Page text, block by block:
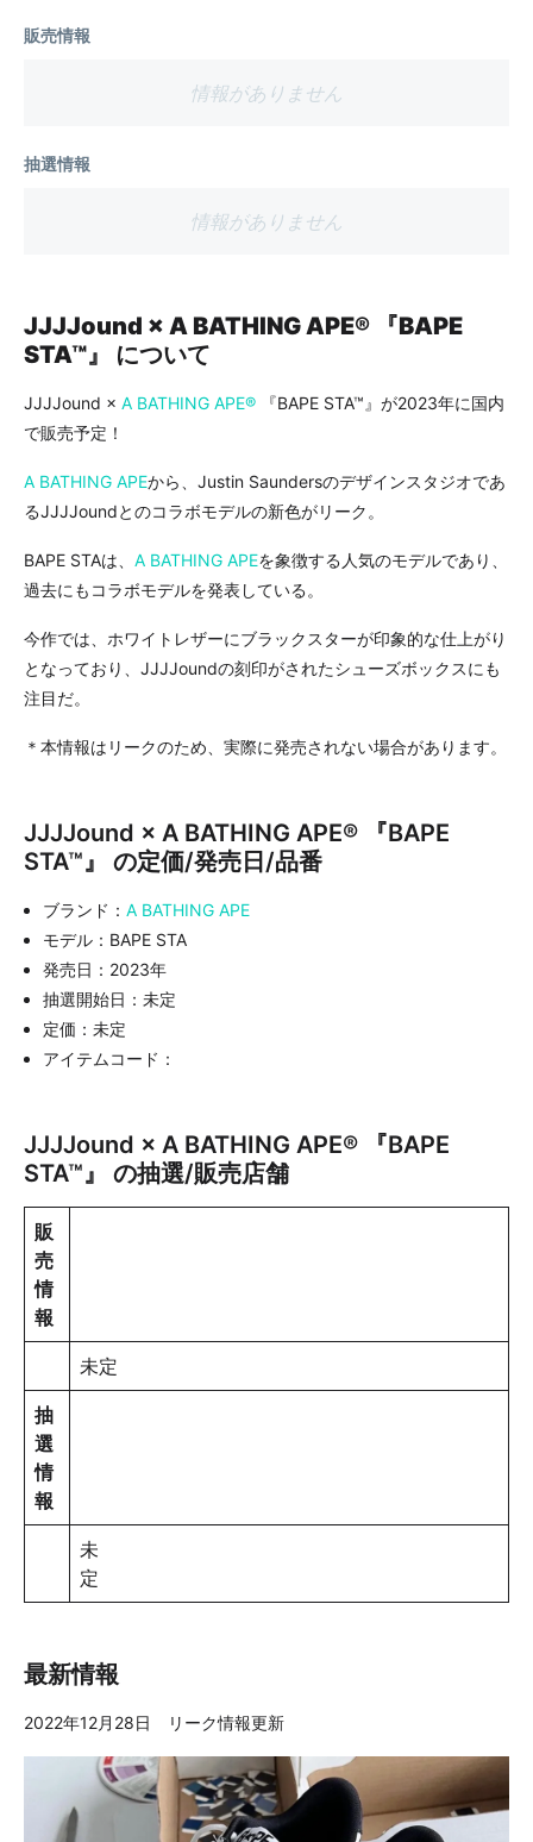
販売情報
情報がありません
抽選情報
情報がありません
JJJJound × A BATHING APE®︎ 『BAPE
STA™』 について
JJJJound × A BATHING APE®︎ 『BAPE STA™』が2023年に国内
で販売予定！
A BATHING APEから、Justin Saundersのデザインスタジオであ
るJJJJoundとのコラボモデルの新色がリーク。
BAPE STAは、 A BATHING APEを象徴する人気のモデルであり、
過去にもコラボモデルを発表している。
今作では、ホワイトレザーにブラックスターが印象的な仕上がり
となっており、JJJJoundの刻印がされたシューズボックスにも
注目だ。
＊本情報はリークのため、実際に発売されない場合があります。
JJJJound × A BATHING APE®︎ 『BAPE
STA™』 の定価/発売日/品番
ブランド： A BATHING APE
モデル：BAPE STA
発売日：2023年
抽選開始日：未定
定価：未定
アイテムコード：
JJJJound × A BATHING APE®︎ 『BAPE
STA™』 の抽選/販売店舗
販
売
情
報
未定
抽
選
情
報
未
定
最新情報
2022年12月28日 リーク情報更新